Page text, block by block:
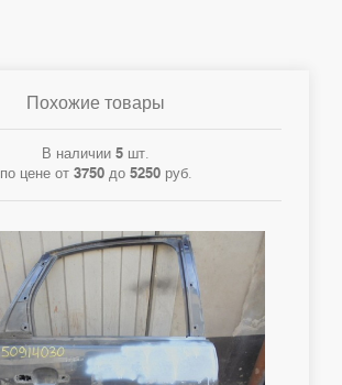
Похожие товары
В наличии 5 шт.
по цене от 3750до 5250руб.